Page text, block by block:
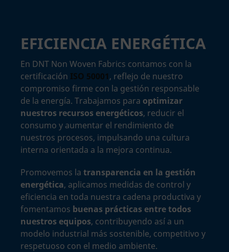
EFICIENCIA ENERGÉTICA
En DNT Non Woven Fabrics contamos con la
certificación ISO 50001, reflejo de nuestro
compromiso firme con la gestión responsable
de la energía. Trabajamos para optimizar
nuestros recursos energéticos, reducir el
consumo y aumentar el rendimiento de
nuestros procesos, impulsando una cultura
interna orientada a la mejora continua.
Promovemos la transparencia en la gestión
energética, aplicamos medidas de control y
eficiencia en toda nuestra cadena productiva y
fomentamos buenas prácticas entre todos
nuestros equipos, contribuyendo así a un
modelo industrial más sostenible, competitivo y
respetuoso con el medio ambiente.